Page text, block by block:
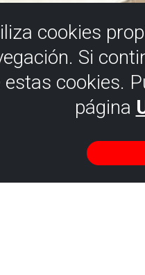
cookies
Si
estas cookies.
página